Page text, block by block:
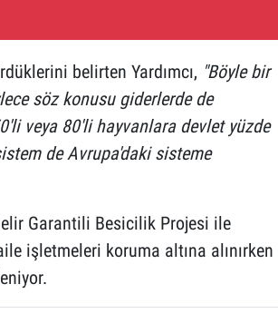
belirten Yardımcı, "Böyle bir
söz konusu giderlerde de
veya 80'li hayvanlara devlet yüzde
de Avrupa'daki sisteme
Garantili Besicilik Projesi ile
işletmeleri koruma altına alınırken